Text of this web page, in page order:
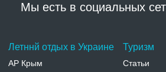
Мы есть в социальных
Летннй отдых в Украине
АР Крым
Туризм
Статьи